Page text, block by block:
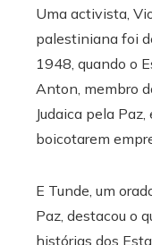
Uma activista,
palestiniana foi
1948, quando o
Anton, membro
Judaica pela
boicotarem
E Tunde, um
Paz, destacou o
histórias dos